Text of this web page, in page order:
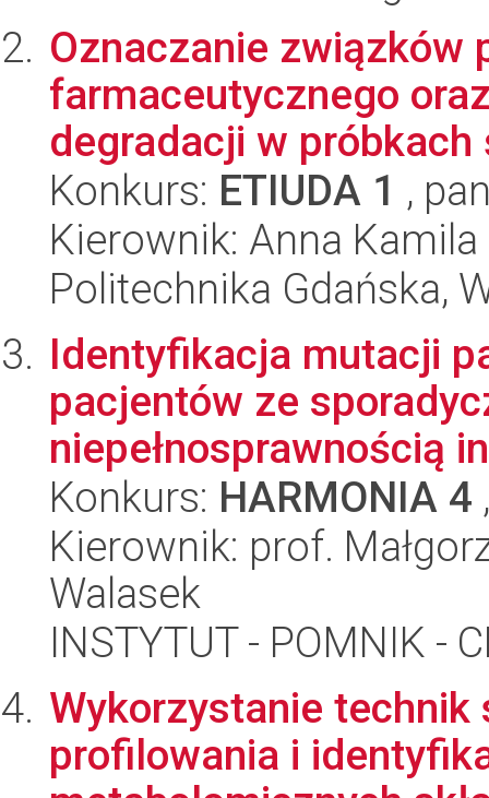
Oznaczanie związków
farmaceutycznego
degradacji w
Konkurs: ETIUDA 1 ,
Kierownik: Anna
Politechnika Gdańska,
Identyfikacja mutacji
pacjentów ze
niepełnosprawnością
Konkurs: HARMONIA 4
Kierownik: prof.
Walasek
INSTYTUT - POMNIK -
Wykorzystanie
profilowania i